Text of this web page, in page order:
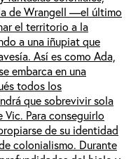
de Wrangell —el último
el territorio a la
a una iñupiat que
Así es como Ada,
embarca en una
todos los
que sobrevivir sola
Para conseguirlo
de su identidad
colonialismo. Durante